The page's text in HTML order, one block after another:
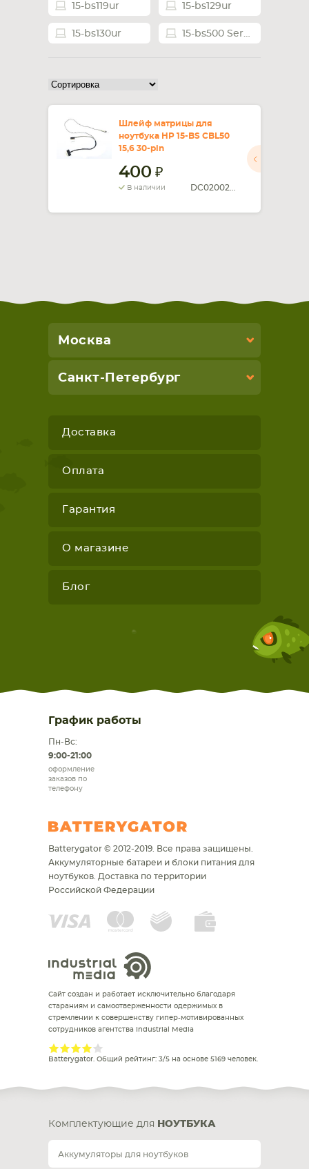
СМАРТФОНА КОМПЛЕКТУЮЩИЕ
15-bs119ur 15-bs129ur
15-bs130ur 15-bs500 Series
Шлейф матрицы для
ноутбука HP 15-BS CBL50
15,6 30-pin
400
В наличии
Москва
Санкт-Петербург
Доставка
Оплата
Гарантия
О магазине
Блог
График работы
Пн-Вс:
9:00-21:00
оформление
заказов по
телефону
Batterygator © 2012-2019. Все права защищены.
Аккумуляторные батареи и блоки питания для
ноутбуков. Доставка по территории
Российской Федерации
Сайт создан и работает исключительно благодаря
стараниям и самоотверженности одержимых в
стремлении к совершенству гипер-мотивированных
сотрудников агентства Industrial Media
Batterygator. Общий рейтинг: 3/5 на основе 5169 человек.
Комплектующие для НОУТБУКА
Аккумуляторы для ноутбуков